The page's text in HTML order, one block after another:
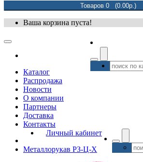
Товаров 0 (0.00р.)
Ваша корзина пуста!
Каталог
Распродажа
Новости
О компании
Партнеры
Доставка
Контакты
Личный кабинет
Металлорукав РЗ-Ц-Х